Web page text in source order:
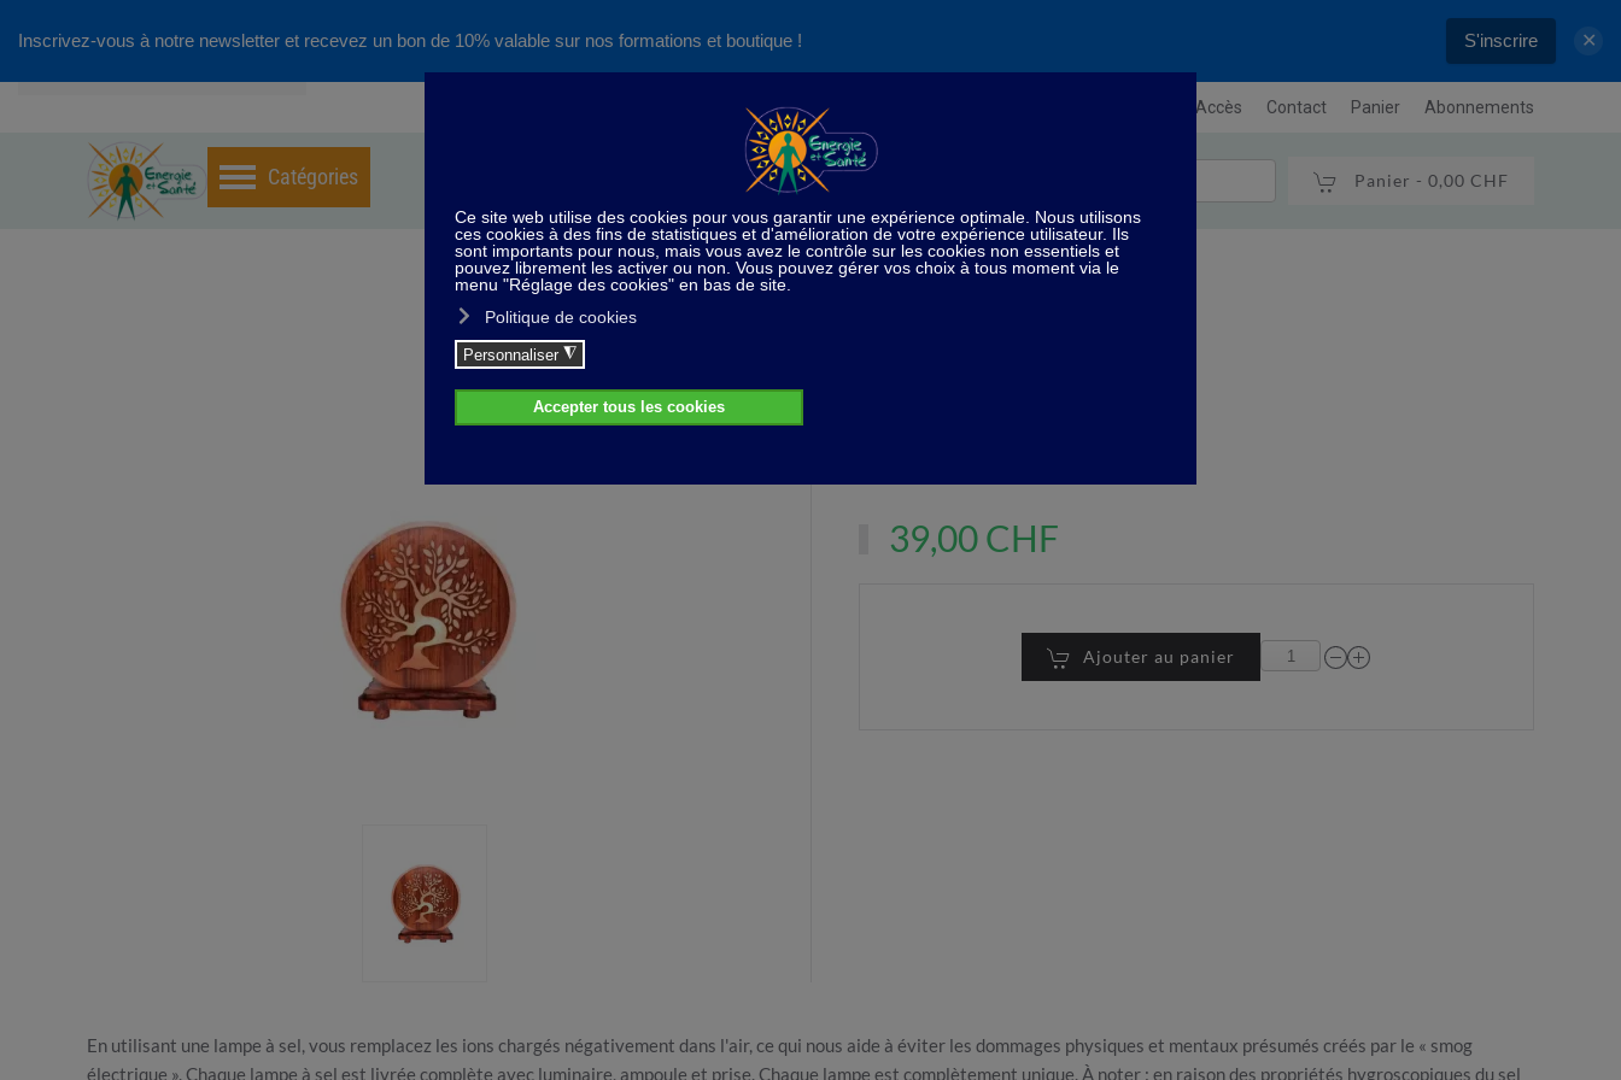
Inscrivez-vous à notre newsletter et recevez un bon de 10% valable sur nos formations et boutique ! S'inscrire ✕
Nos produits succès Plan / Accès Contact Panier Abonnements
Découvrez aussi notre site de
consultations et de formations
Panier - 0,00 CHF
Home Ambiance de la maison
39,00 CHF
Ajouter au panier
En utilisant une lampe à sel, vous remplacez les ions chargés négativement dans l'air, ce qui nous aide à éviter les dommages physiques et mentaux présumés créés par le « smog
électrique ». Chaque lampe à sel est livrée complète avec luminaire, ampoule et prise. Chaque lampe est complètement unique. À noter : en raison des propriétés hygroscopiques du sel